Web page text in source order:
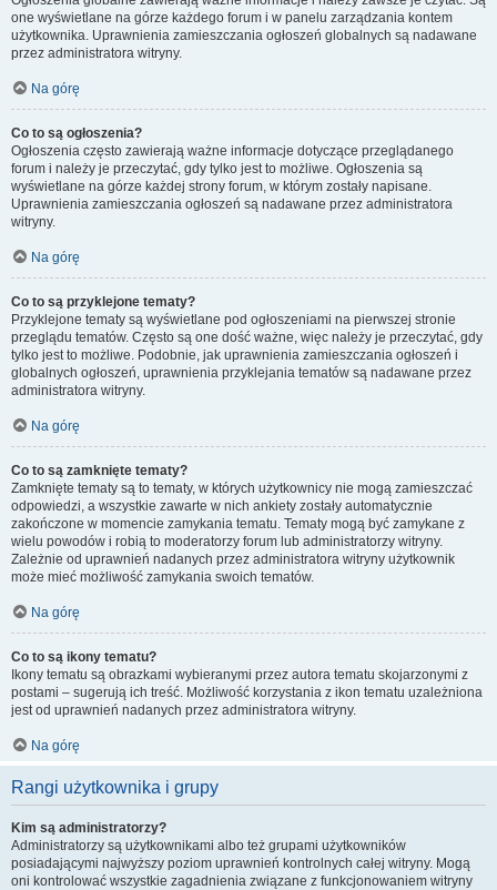
one wyświetlane na górze każdego forum i w panelu zarządzania kontem
użytkownika. Uprawnienia zamieszczania ogłoszeń globalnych są nadawane
przez administratora witryny.
Na górę
Co to są ogłoszenia?
Ogłoszenia często zawierają ważne informacje dotyczące przeglądanego
forum i należy je przeczytać, gdy tylko jest to możliwe. Ogłoszenia są
wyświetlane na górze każdej strony forum, w którym zostały napisane.
Uprawnienia zamieszczania ogłoszeń są nadawane przez administratora
witryny.
Na górę
Co to są przyklejone tematy?
Przyklejone tematy są wyświetlane pod ogłoszeniami na pierwszej stronie
przeglądu tematów. Często są one dość ważne, więc należy je przeczytać, gdy
tylko jest to możliwe. Podobnie, jak uprawnienia zamieszczania ogłoszeń i
globalnych ogłoszeń, uprawnienia przyklejania tematów są nadawane przez
administratora witryny.
Na górę
Co to są zamknięte tematy?
Zamknięte tematy są to tematy, w których użytkownicy nie mogą zamieszczać
odpowiedzi, a wszystkie zawarte w nich ankiety zostały automatycznie
zakończone w momencie zamykania tematu. Tematy mogą być zamykane z
wielu powodów i robią to moderatorzy forum lub administratorzy witryny.
Zależnie od uprawnień nadanych przez administratora witryny użytkownik
może mieć możliwość zamykania swoich tematów.
Na górę
Co to są ikony tematu?
Ikony tematu są obrazkami wybieranymi przez autora tematu skojarzonymi z
postami – sugerują ich treść. Możliwość korzystania z ikon tematu uzależniona
jest od uprawnień nadanych przez administratora witryny.
Na górę
Rangi użytkownika i grupy
Kim są administratorzy?
Administratorzy są użytkownikami albo też grupami użytkowników
posiadającymi najwyższy poziom uprawnień kontrolnych całej witryny. Mogą
oni kontrolować wszystkie zagadnienia związane z funkcjonowaniem witryny